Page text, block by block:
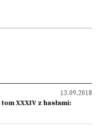
13.09.2018
XXXIV z hasłami: